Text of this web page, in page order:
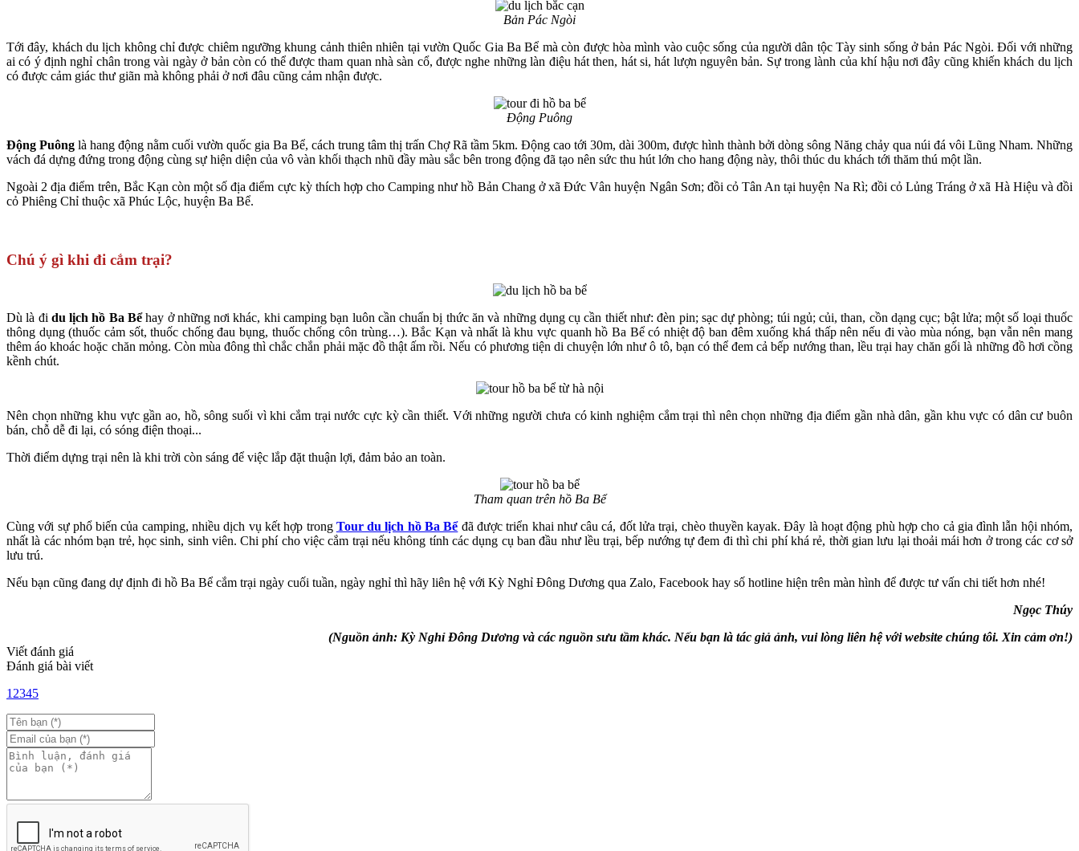
Bản Pác Ngòi
Tới đây, khách du lịch không chỉ được chiêm ngưỡng khung cảnh thiên nhiên tại vườn Quốc Gia Ba Bể mà còn được hòa mình vào cuộc sống của người dân tộc Tày sinh sống ở bản Pác Ngòi. Đối với những
ai có ý định nghỉ chân trong vài ngày ở bản còn có thể được tham quan nhà sàn cổ, được nghe những làn điệu hát then, hát si, hát lượn nguyên bản. Sự trong lành của khí hậu nơi đây cũng khiến khách du lịch
có được cảm giác thư giãn mà không phải ở nơi đâu cũng cảm nhận được.
Động Puông
Động Puông là hang động nằm cuối vườn quốc gia Ba Bể, cách trung tâm thị trấn Chợ Rã tầm 5km. Động cao tới 30m, dài 300m, được hình thành bởi dòng sông Năng chảy qua núi đá vôi Lũng Nham. Những
vách đá dựng đứng trong động cùng sự hiện diện của vô vàn khối thạch nhũ đầy màu sắc bên trong động đã tạo nên sức thu hút lớn cho hang động này, thôi thúc du khách tới thăm thú một lần.
Ngoài 2 địa điểm trên, Bắc Kạn còn một số địa điểm cực kỳ thích hợp cho Camping như hồ Bản Chang ở xã Đức Vân huyện Ngân Sơn; đồi cỏ Tân An tại huyện Na Rì; đồi cỏ Lủng Tráng ở xã Hà Hiệu và đồi
cỏ Phiêng Chỉ thuộc xã Phúc Lộc, huyện Ba Bể.
Chú ý gì khi đi cắm trại?
Dù là đi du lịch hồ Ba Bểhay ở những nơi khác, khi camping bạn luôn cần chuẩn bị thức ăn và những dụng cụ cần thiết như: đèn pin; sạc dự phòng; túi ngủ; củi, than, cồn dạng cục; bật lửa; một số loại thuốc
thông dụng (thuốc cảm sốt, thuốc chống đau bụng, thuốc chống côn trùng…). Bắc Kạn và nhất là khu vực quanh hồ Ba Bể có nhiệt độ ban đêm xuống khá thấp nên nếu đi vào mùa nóng, bạn vẫn nên mang
thêm áo khoác hoặc chăn mỏng. Còn mùa đông thì chắc chắn phải mặc đồ thật ấm rồi. Nếu có phương tiện di chuyện lớn như ô tô, bạn có thể đem cả bếp nướng than, lều trại hay chăn gối là những đồ hơi cồng
kềnh chút.
Nên chọn những khu vực gần ao, hồ, sông suối vì khi cắm trại nước cực kỳ cần thiết. Với những người chưa có kinh nghiệm cắm trại thì nên chọn những địa điểm gần nhà dân, gần khu vực có dân cư buôn
bán, chỗ dễ đi lại, có sóng điện thoại...
Thời điểm dựng trại nên là khi trời còn sáng để việc lắp đặt thuận lợi, đảm bảo an toàn.
Tham quan trên hồ Ba Bể
Cùng với sự phổ biến của camping, nhiều dịch vụ kết hợp trong Tour du lịch hồ Ba Bểđã được triển khai như câu cá, đốt lửa trại, chèo thuyền kayak. Đây là hoạt động phù hợp cho cả gia đình lẫn hội nhóm,
nhất là các nhóm bạn trẻ, học sinh, sinh viên. Chi phí cho việc cắm trại nếu không tính các dụng cụ ban đầu như lều trại, bếp nướng tự đem đi thì chi phí khá rẻ, thời gian lưu lại thoải mái hơn ở trong các cơ sở
lưu trú.
Nếu bạn cũng đang dự định đi hồ Ba Bể cắm trại ngày cuối tuần, ngày nghỉ thì hãy liên hệ với Kỳ Nghỉ Đông Dương qua Zalo, Facebook hay số hotline hiện trên màn hình để được tư vấn chi tiết hơn nhé!
Ngọc Thúy
(Nguồn ảnh: Kỳ Nghỉ Đông Dương và các nguồn sưu tầm khác. Nếu bạn là tác giả ảnh, vui lòng liên hệ với website chúng tôi. Xin cảm ơn!)
Viết đánh giá
Đánh giá bài viết
1 2345